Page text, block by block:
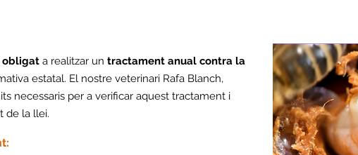
obligat a realitzar un tractament anual contra la
estatal. El nostre veterinari Rafa Blanch,
necessaris per a verificar aquest tractament i
de la llei.